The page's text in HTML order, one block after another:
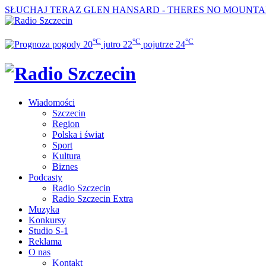
SŁUCHAJ TERAZ GLEN HANSARD - THERES NO
20°C jutro 22°C pojutrze 24°C
Wiadomości
Szczecin
Region
Polska i świat
Sport
Kultura
Biznes
Podcasty
Radio Szczecin
Radio Szczecin Extra
Muzyka
Konkursy
Studio S-1
Reklama
O nas
Kontakt